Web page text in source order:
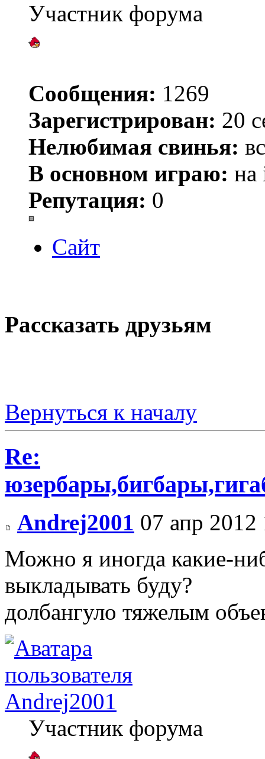
Участник форума
Сообщения: 1269
Зарегистрирован: 20
Нелюбимая свинья:
В основном играю: на
Репутация: 0
Сайт
Рассказать друзьям
Вернуться к началу
Re:
Andrej2001 07 апр 2012
Можно я иногда какие-
выкладывать буду?
долбангуло тяжелым
Andrej2001
Участник форума